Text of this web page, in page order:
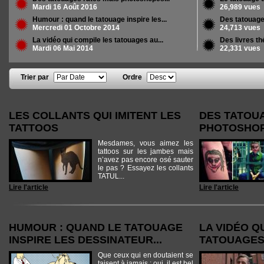
Mardi 16 Août 2016
Humour : quand le tatouage inspire les...
Mercredi 01 Octobre 2014
La vidéo qui compile les tatouages au...
Mardi 06 Mai 2014
26,989 vues
Des
24,713 vues
Des livres
22,331 vues
Trier par Ordre
LES COLLANTS QUI IMITENT LES
TATTOOS
Mesdames, vous aimez les
tattoos sur les jambes mais
n’avez pas encore osé sauter
le pas ? Essayez les collants
TATUL...
Lire l'article
DES
Lire l'article
HUMOUR : QUAND LE TATOUAGE
INSPIRE LES DESSINATEUR...
Que ceux qui en doutaient se
LA VIDÉO